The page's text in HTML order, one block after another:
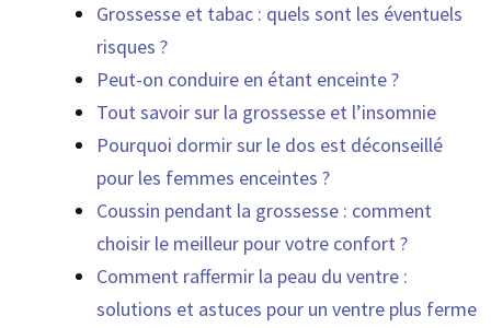
Grossesse et tabac : quels sont les éventuels
risques ?
Peut-on conduire en étant enceinte ?
Tout savoir sur la grossesse et l’insomnie
Pourquoi dormir sur le dos est déconseillé
pour les femmes enceintes ?
Coussin pendant la grossesse : comment
choisir le meilleur pour votre confort ?
Comment raffermir la peau du ventre :
solutions et astuces pour un ventre plus ferme